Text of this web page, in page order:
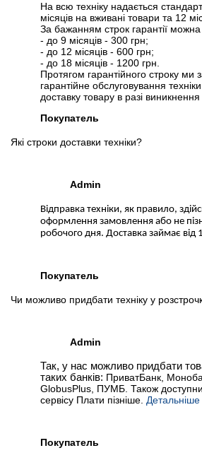
На всю техніку надається
місяців на вживані товари та 12
За бажанням строк гарантії
- до 9 місяців - 300 грн;
- до 12 місяців - 600 грн;
- до 18 місяців - 1200 грн.
Протягом гарантійного строку ми
гарантійне обслуговування
доставку товару в разі виникнення
Покупатель
Які строки доставки техніки?
Admin
Відправка техніки, як правило,
оформлення замовлення або не
робочого дня. Доставка займає від
Покупатель
Чи можливо придбати техніку у
Admin
Так, у нас можливо придбати
таких банків: ПриватБанк,
GlobusPlus, ПУМБ. Також
сервісу Плати пізніше. Детальніше
Покупатель